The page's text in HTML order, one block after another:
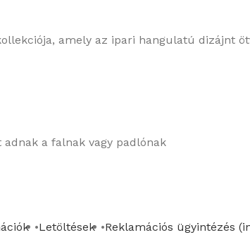
amely az ipari hangulatú dizájnt
a falnak vagy padlónak
Letöltések Reklamációs ügyintézés